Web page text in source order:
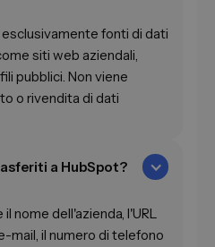
fonti di dati
siti web aziendali,
pubblici. Non viene
o rivendita di dati
a HubSpot?
nome dell'azienda, l'URL
mail, il numero di telefono